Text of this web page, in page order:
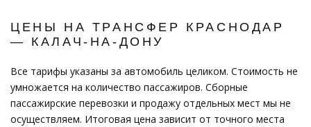
ЦЕНЫ НА ТРАНСФЕР КРАСНОДАР
— КАЛАЧ-НА-ДОНУ
Все тарифы указаны за автомобиль целиком. Стоимость не
умножается на количество пассажиров. Сборные
пассажирские перевозки и продажу отдельных мест мы не
осуществляем. Итоговая цена зависит от точного места